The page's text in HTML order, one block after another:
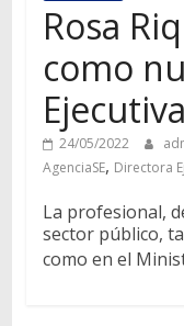
Rosa
como
24/05/2022
AgenciaSE, Directora
La profesional,
sector público,
como en el